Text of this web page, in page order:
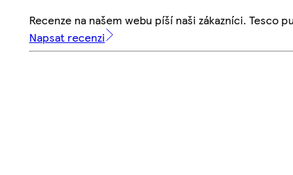
Recenze na našem webu píší naši zákazníci. Tesco
Napsat recenzi